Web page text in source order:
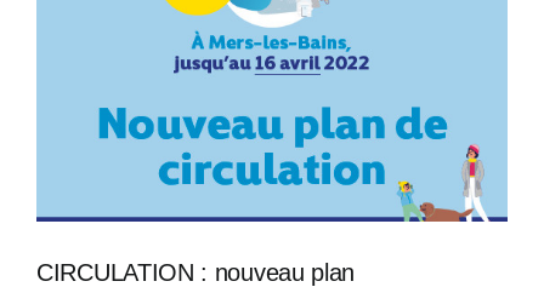
CIRCULATION : nouveau plan